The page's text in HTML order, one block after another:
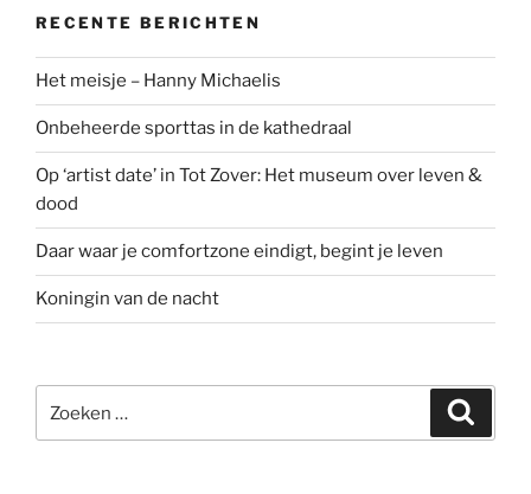
RECENTE BERICHTEN
Het meisje – Hanny Michaelis
Onbeheerde sporttas in de kathedraal
Op ‘artist date’ in Tot Zover: Het museum over leven &
dood
Daar waar je comfortzone eindigt, begint je leven
Koningin van de nacht
naar: